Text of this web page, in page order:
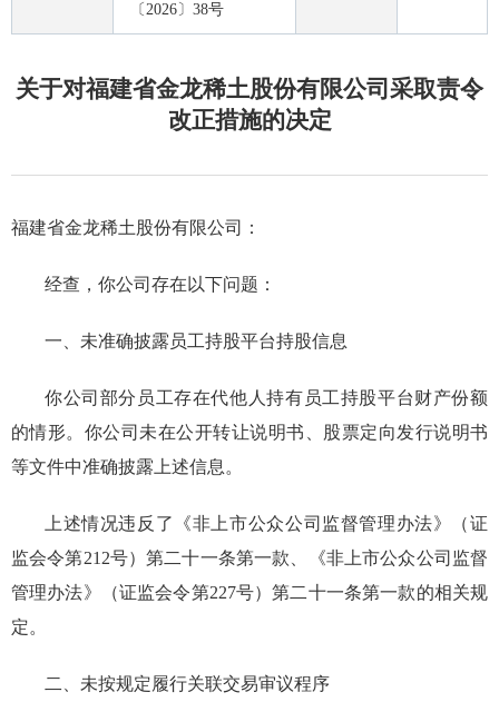
〔2026〕38号
关于对福建省金龙稀土股份有限公司采取责令
改正措施的决定
福建省金龙稀土股份有限公司 ：
经查， 你公司 存在以下问题：
一、未准确披露员工持股平台持股信息
你公司部分员工存在代他人持有员工持股平台财产份额
的情形。你公司未在公开转让说明书、股票定向发行说明书
等文件中准确披露上述信息。
上述情况违反了《非上市公众公司监督管理办法》（证
监会令第212号）第二十一条第一款、《非上市公众公司监督
管理办法》（证监会令第227号）第二十一条第一款的相关规
定。
二、未按规定履行关联交易审议程序